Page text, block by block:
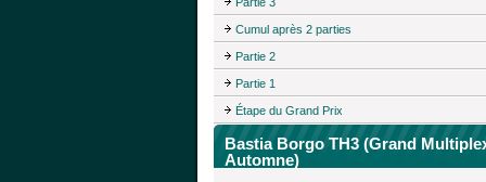
Cumul après 2 parties
Partie 2
Partie 1
Étape du Grand Prix
Bastia Borgo TH3 (Grand
Automne)